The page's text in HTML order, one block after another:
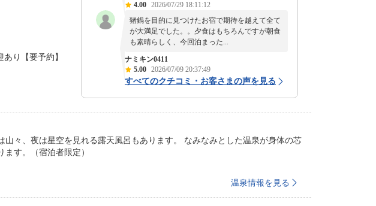
り【要予約】
4.00 2026/07/29 18:11:12
猪鍋を目的に見つけたお宿で期待を越えて全て
が大満足でした。。夕食はもちろんですが朝食
も素晴らしく、今回泊まった...
ナミキン0411
5.00 2026/07/09 20:37:49
すべてのクチコミ・お客さまの声を見る
々、夜は星空を見れる露天風呂もあります。 なみなみとした温泉が身体の芯
す。（宿泊者限定）
温泉情報を見る